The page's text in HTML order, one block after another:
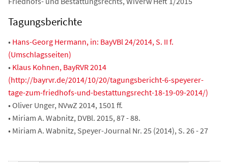
Tagungsberichte
• Hans-Georg Hermann, in: BayVBl 24/2014, S. II f.
(Umschlagsseiten)
• Klaus Kohnen, BayRVR 2014
(http://bayrvr.de/2014/10/20/tagungsbericht-6-speyerer-
tage-zum-friedhofs-und-bestattungsrecht-18-19-09-2014/)
• Oliver Unger, NVwZ 2014, 1501 ff.
• Miriam A. Wabnitz, DVBl. 2015, 87 - 88.
• Miriam A. Wabnitz, Speyer-Journal Nr. 25 (2014), S. 26 - 27